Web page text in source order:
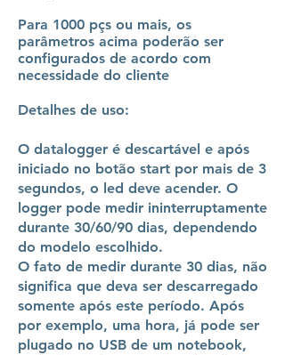
Para 1000 pçs ou mais, os
parâmetros acima poderão ser
configurados de acordo com
necessidade do cliente
Detalhes de uso:
O datalogger é descartável e após
iniciado no botão start por mais de 3
segundos, o led deve acender. O
logger pode medir ininterruptamente
durante 30/60/90 dias, dependendo
do modelo escolhido.
O fato de medir durante 30 dias, não
significa que deva ser descarregado
somente após este período. Após
por exemplo, uma hora, já pode ser
plugado no USB de um notebook,